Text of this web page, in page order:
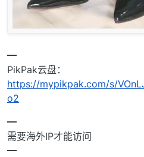
━
PikPak云盘：
https://mypikpak.com/s/
o2
━
需要海外IP才能访问
━